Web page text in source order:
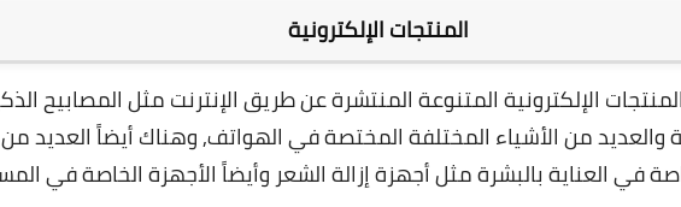
المنتجات الإلكترونية
الإلكترونية المتنوعة المنتشرة عن طريق الإنترنت مثل المصابيح
والعديد من الأشياء المختلفة المختصة في الهواتف, وهناك أيضاً العديد
في العناية بالبشرة مثل أجهزة إزالة الشعر وأيضاً الأجهزة الخاصة في